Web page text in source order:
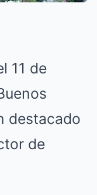
11 de
destacado
de